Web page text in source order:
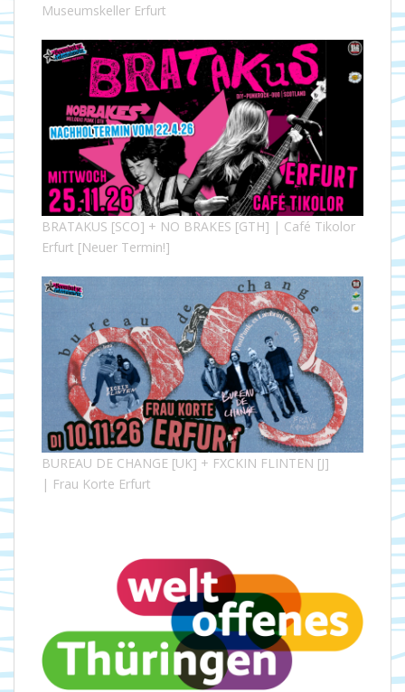
Museumskeller Erfurt
BRATAKUS [SCO] + NO BRAKES [GTH] | Café Tikolor
Erfurt [Neuer Termin!]
BUREAU DE CHANGE [UK] + FXCKIN FLINTEN [J]
| Frau Korte Erfurt